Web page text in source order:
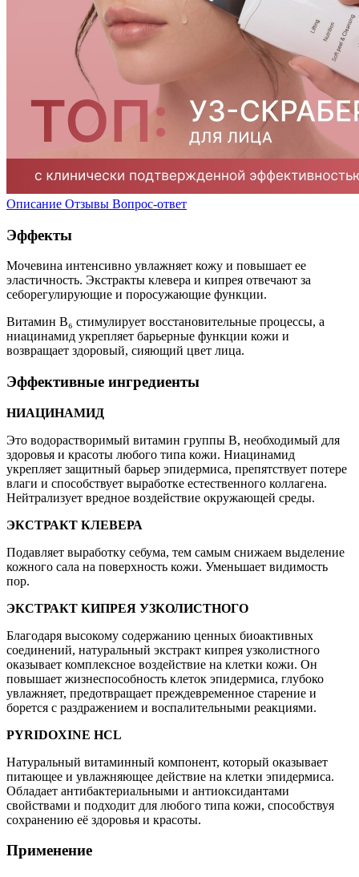
Описание Отзывы Вопрос-ответ
Эффекты
Мочевина интенсивно увлажняет кожу и повышает ее
эластичность. Экстракты клевера и кипрея отвечают за
себорегулирующие и поросужающие функции.
Витамин B₆ стимулирует восстановительные процессы, а
ниацинамид укрепляет барьерные функции кожи и
возвращает здоровый, сияющий цвет лица.
Эффективные ингредиенты
НИАЦИНАМИД
Это водорастворимый витамин группы В, необходимый для
здоровья и красоты любого типа кожи. Ниацинамид
укрепляет защитный барьер эпидермиса, препятствует потере
влаги и способствует выработке естественного коллагена.
Нейтрализует вредное воздействие окружающей среды.
ЭКСТРАКТ КЛЕВЕРА
Подавляет выработку себума, тем самым снижаем выделение
кожного сала на поверхность кожи. Уменьшает видимость
пор.
ЭКСТРАКТ КИПРЕЯ УЗКОЛИСТНОГО
Благодаря высокому содержанию ценных биоактивных
соединений, натуральный экстракт кипрея узколистного
оказывает комплексное воздействие на клетки кожи. Он
повышает жизнеспособность клеток эпидермиса, глубоко
увлажняет, предотвращает преждевременное старение и
борется с раздражением и воспалительными реакциями.
PYRIDOXINE HCL
Натуральный витаминный компонент, который оказывает
питающее и увлажняющее действие на клетки эпидермиса.
Обладает антибактериальными и антиоксидантами
свойствами и подходит для любого типа кожи, способствуя
сохранению её здоровья и красоты.
Применение